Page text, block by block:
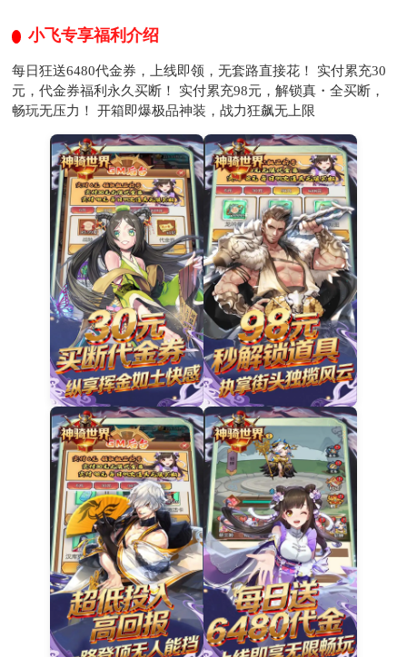
小飞专享福利介绍
每日狂送6480代金券，上线即领，无套路直接花！ 实付累充30
元，代金券福利永久买断！ 实付累充98元，解锁真・全买断，
畅玩无压力！ 开箱即爆极品神装，战力狂飙无上限